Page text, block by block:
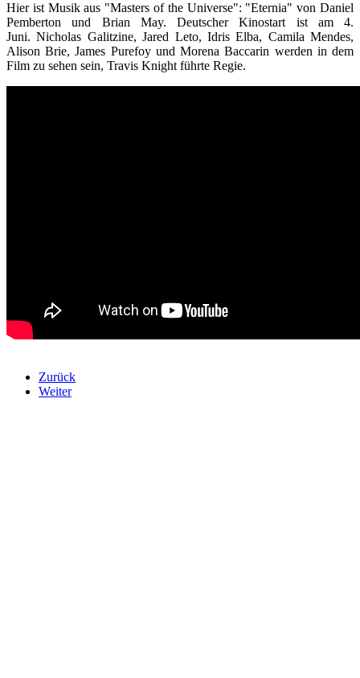
Hier ist Musik aus "Masters of the Universe": "Eternia" von Daniel
Pemberton und Brian May. Deutscher Kinostart ist am 4.
Juni. Nicholas Galitzine, Jared Leto, Idris Elba, Camila Mendes,
Alison Brie, James Purefoy und Morena Baccarin werden in dem
Film zu sehen sein, Travis Knight führte Regie.
Zurück
Weiter